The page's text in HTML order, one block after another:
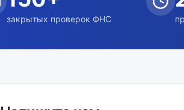
закрытых проверок ФНС